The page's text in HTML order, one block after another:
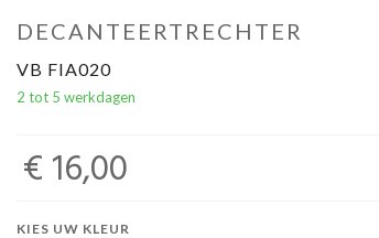
DECANTEERTRECHTER
VB FIA020
2 tot 5 werkdagen
€ 16,00
KIES UW KLEUR